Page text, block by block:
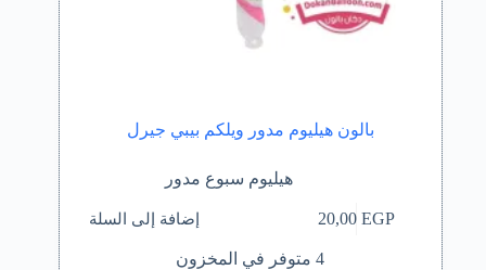
بالون هيليوم مدور ويلكم بيبي جيرل
هيليوم سبوع مدور
20,00EGP إضافة إلى السلة
4 متوفر في المخزون